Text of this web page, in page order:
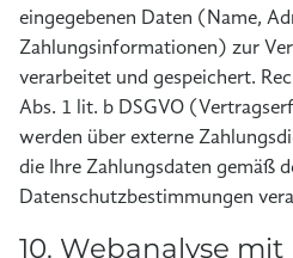
eingegebenen Daten (Name,
Zahlungsinformationen) zur
verarbeitet und gespeichert.
Abs. 1 lit. b DSGVO
werden über externe
die Ihre Zahlungsdaten gemäß
Datenschutzbestimmungen
10. Webanalyse mit